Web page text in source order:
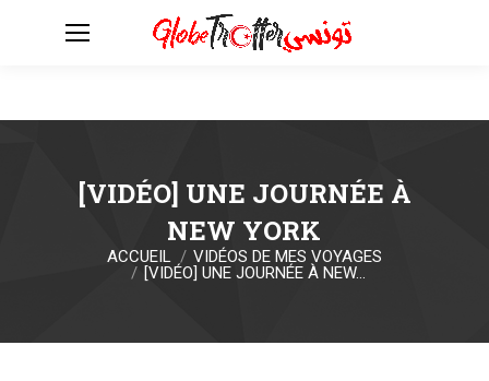
[VIDÉO] UNE JOURNÉE À
NEW YORK
Vous êtes ici :
ACCUEIL
VIDÉOS DE MES VOYAGES
[VIDÉO] UNE JOURNÉE À NEW…